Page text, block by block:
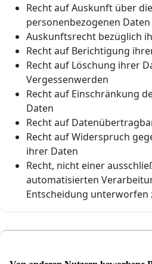
Recht auf Auskunft über
personenbezogenen Daten
Auskunftsrecht bezüglich
Recht auf Berichtigung
Recht auf Löschung ihrer
Vergessenwerden
Recht auf Einschränkung
Daten
Recht auf
Recht auf Widerspruch
ihrer Daten
Recht, nicht einer
automatisierten
Entscheidung unterworfen